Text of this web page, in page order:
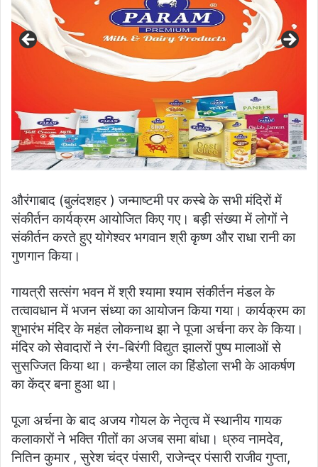
औरंगाबाद (बुलंदशहर ) जन्माष्टमी पर कस्बे के सभी मंदिरों में
संकीर्तन कार्यक्रम आयोजित किए गए। बड़ी संख्या में लोगों ने
संकीर्तन करते हुए योगेश्वर भगवान श्री कृष्ण और राधा रानी का
गुणगान किया।
गायत्री सत्संग भवन में श्री श्यामा श्याम संकीर्तन मंडल के
तत्वावधान में भजन संध्या का आयोजन किया गया। कार्यक्रम का
शुभारंभ मंदिर के महंत लोकनाथ झा ने पूजा अर्चना कर के किया।
मंदिर को सेवादारों ने रंग-बिरंगी विद्युत झालरों पुष्प मालाओं से
सुसज्जित किया था। कन्हैया लाल का हिंडोला सभी के आकर्षण
का केंद्र बना हुआ था।
पूजा अर्चना के बाद अजय गोयल के नेतृत्व में स्थानीय गायक
कलाकारों ने भक्ति गीतों का अजब समा बांधा। ध्रुव नामदेव,
नितिन कुमार , सुरेश चंद्र पंसारी, राजेन्द्र पंसारी राजीव गुप्ता,